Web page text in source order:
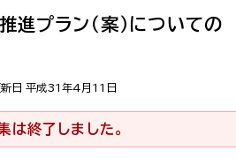
進プラン（案）についての
日 平成31年4月11日
は終了しました。